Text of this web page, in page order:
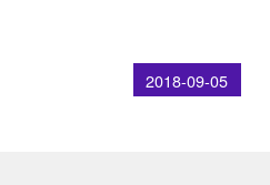
2018-09-05